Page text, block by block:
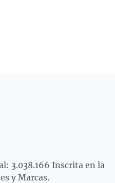
3.038.166 Inscrita en la
y Marcas.